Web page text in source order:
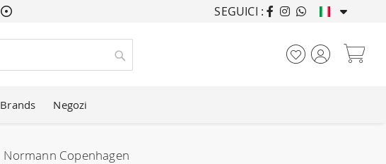
ARREDANDO CASE
SEGUICI :
Cerca
Brands Negozi
Normann Copenhagen